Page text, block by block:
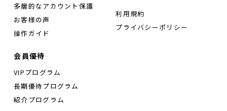
多層的なアカウント保護
お客様の声
操作ガイド
会員優待
VIPプログラム
長期優待プログラム
紹介プログラム
利用規約
プライバシーポリシー